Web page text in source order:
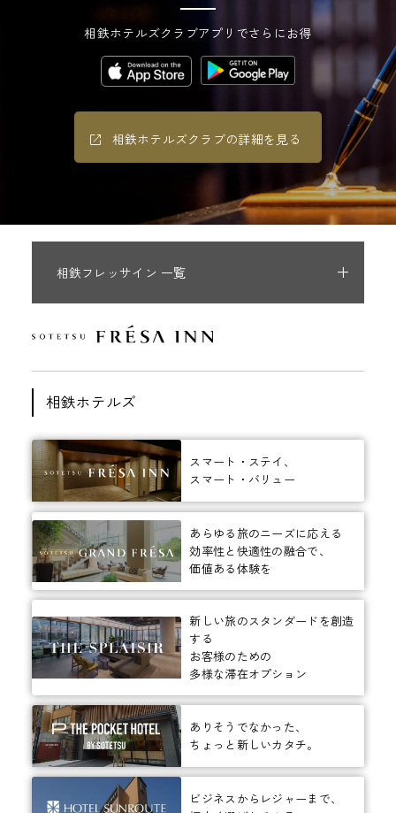
相鉄ホテルズクラブアプリでさらにお得
相鉄ホテルズクラブの詳細を見る
相鉄フレッサイン 一覧
相鉄ホテルズ
スマート・ステイ、
スマート・バリュー
あらゆる旅のニーズに応える
効率性と快適性の融合で、
価値ある体験を
新しい旅のスタンダードを創造
する
お客様のための
多様な滞在オプション
ありそうでなかった、
ちょっと新しいカタチ。
ビジネスからレジャーまで、